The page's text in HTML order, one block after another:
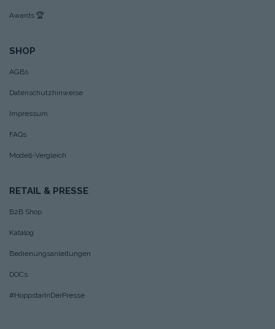
Awards 🏆
SHOP
AGBs
Datenschutzhinweise
Impressum
FAQs
Modell-Vergleich
RETAIL & PRESSE
B2B Shop
Katalog
Bedienungsanleitungen
DOCs
#HoppstarInDerPresse